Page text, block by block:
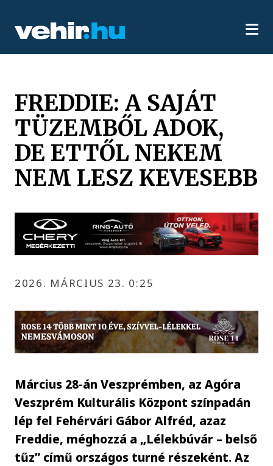
FREDDIE: A SAJÁT
TÜZEMBŐL ADOK,
DE ETTŐL NEKEM
NEM LESZ KEVESEBB
2026. MÁRCIUS 23. 0:25
Március 28-án Veszprémben, az Agóra
Veszprém Kulturális Központ színpadán
lép fel Fehérvári Gábor Alfréd, azaz
Freddie, méghozzá a „Lélekbúvár – belső
tűz” című országos turné részeként. Az